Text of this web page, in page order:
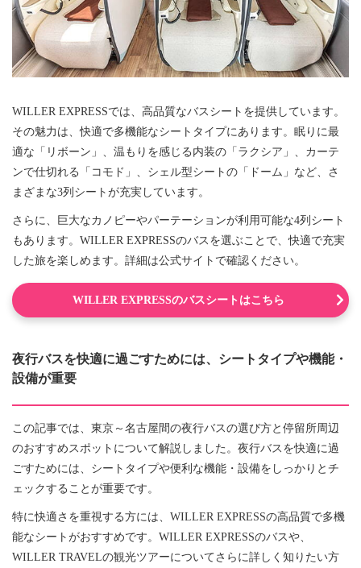
WILLER EXPRESSでは、高品質なバスシートを提供しています。
その魅力は、快適で多機能なシートタイプにあります。眠りに最
適な「リボーン」、温もりを感じる内装の「ラクシア」、カーテ
ンで仕切れる「コモド」、シェル型シートの「ドーム」など、さ
まざまな3列シートが充実しています。
さらに、巨大なカノピーやパーテーションが利用可能な4列シート
もあります。WILLER EXPRESSのバスを選ぶことで、快適で充実
した旅を楽しめます。詳細は公式サイトで確認ください。
WILLER EXPRESSのバスシートはこちら
夜行バスを快適に過ごすためには、シートタイプや機能・
設備が重要
この記事では、東京～名古屋間の夜行バスの選び方と停留所周辺
のおすすめスポットについて解説しました。夜行バスを快適に過
ごすためには、シートタイプや便利な機能・設備をしっかりとチ
ェックすることが重要です。
特に快適さを重視する方には、WILLER EXPRESSの高品質で多機
能なシートがおすすめです。WILLER EXPRESSのバスや、
WILLER TRAVELの観光ツアーについてさらに詳しく知りたい方